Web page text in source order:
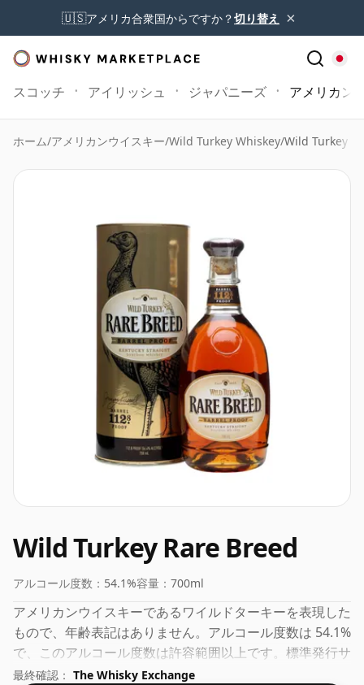
🇺🇸アメリカ合衆国からですか？切り替え ×
スコッチ アイリッシュ ジャパニーズ アメリカン
ホーム/アメリカンウイスキー/Wild Turkey Whiskey/Wild Turkey
Wild Turkey Rare Breed
アルコール度数： 54.1%容量： 700ml
アメリカンウイスキーであるワイルドターキーを表現した
もので、年齢表記はありません。アルコール度数は 54.1%
で、このアルコール度数は許容範囲以上です。標準発行サ
イズの70clで瓶詰めされています。
最終確認： The Whisky Exchange